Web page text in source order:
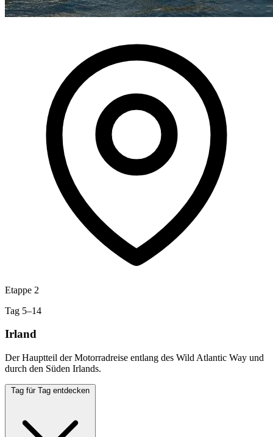
Etappe 2
Tag 5–14
Irland
Der Hauptteil der Motorradreise entlang des Wild Atlantic Way und
durch den Süden Irlands.
Tag für Tag entdecken